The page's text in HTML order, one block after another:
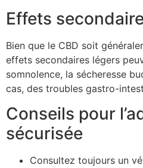
Effets
Bien que le CBD soit
effets secondaires légers
somnolence, la sécheresse
cas, des troubles gastro-
Conseils pour
sécurisée
Consultez toujours un